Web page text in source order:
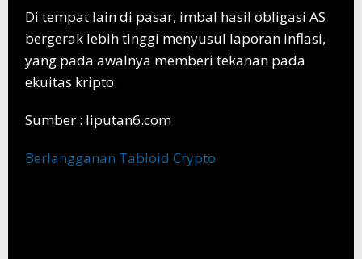
Di tempat lain di pasar, imbal hasil obligasi AS
bergerak lebih tinggi menyusul laporan inflasi,
yang pada awalnya memberi tekanan pada
ekuitas kripto.
Sumber : liputan6.com
Berlangganan Tabloid Crypto